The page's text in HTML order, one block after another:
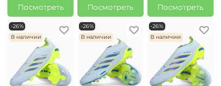
Посмотреть
Посмотреть
Посмотреть
-26%
В наличии
-26%
В наличии
-26%
В наличии